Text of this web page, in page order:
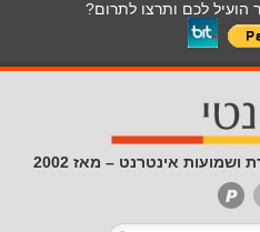
לכם ותרצו לתרום?
אינטרנט – מאז 2002